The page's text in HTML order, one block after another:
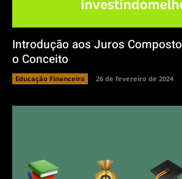
Introdução aos Juros
o Conceito
Educação Financeira 26 de fevereiro de 2024